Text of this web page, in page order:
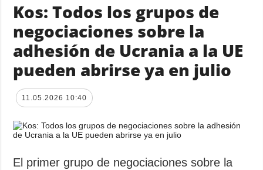
Kos: Todos los grupos de
negociaciones sobre la
adhesión de Ucrania a la UE
pueden abrirse ya en julio
11.05.2026 10:40
El primer grupo de negociaciones sobre la